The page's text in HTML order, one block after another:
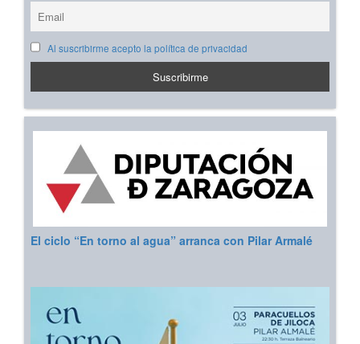
Al suscribirme acepto la política de privacidad
El ciclo “En torno al agua” arranca con Pilar Armalé